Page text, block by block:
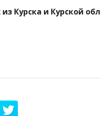
Курска и Курской